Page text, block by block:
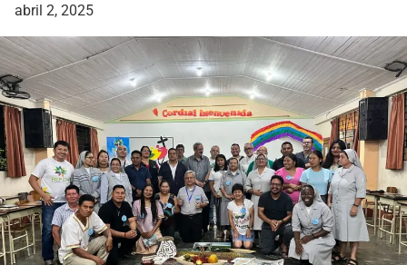
abril 2, 2025